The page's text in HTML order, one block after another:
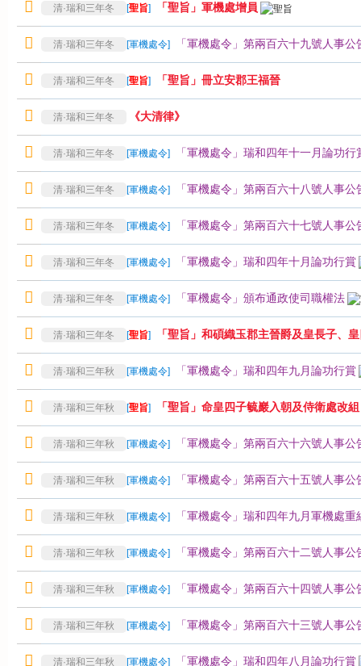
清·瑞和三年冬 [聖旨] 「聖旨」軍機處增員
清·瑞和三年冬 [軍機處令] 「軍機處令」第兩百六十九號人事
清·瑞和三年冬 [聖旨] 「聖旨」冊立安郡王福晉
清·瑞和三年冬 《大清律》
清·瑞和三年冬 [軍機處令] 「軍機處令」瑞和四年十一月論功行
清·瑞和三年冬 [軍機處令] 「軍機處令」第兩百六十八號人事
清·瑞和三年冬 [軍機處令] 「軍機處令」第兩百六十七號人事
清·瑞和三年冬 [軍機處令] 「軍機處令」瑞和四年十月論功行賞
清·瑞和三年冬 [軍機處令] 「軍機處令」頒布通政使司職權法
清·瑞和三年冬 [聖旨] 「聖旨」和碩織玉郡主晉爵及皇長子、
清·瑞和三年秋 [軍機處令] 「軍機處令」瑞和四年九月論功行賞
清·瑞和三年秋 [聖旨] 「聖旨」命皇四子毓巖入朝及侍衛處改組
清·瑞和三年秋 [軍機處令] 「軍機處令」第兩百六十六號人事
清·瑞和三年秋 [軍機處令] 「軍機處令」第兩百六十五號人事
清·瑞和三年秋 [軍機處令] 「軍機處令」瑞和四年九月軍機處重
清·瑞和三年秋 [軍機處令] 「軍機處令」第兩百六十二號人事
清·瑞和三年秋 [軍機處令] 「軍機處令」第兩百六十四號人事
清·瑞和三年秋 [軍機處令] 「軍機處令」第兩百六十三號人事
清·瑞和三年秋 [軍機處令] 「軍機處令」瑞和四年八月論功行賞